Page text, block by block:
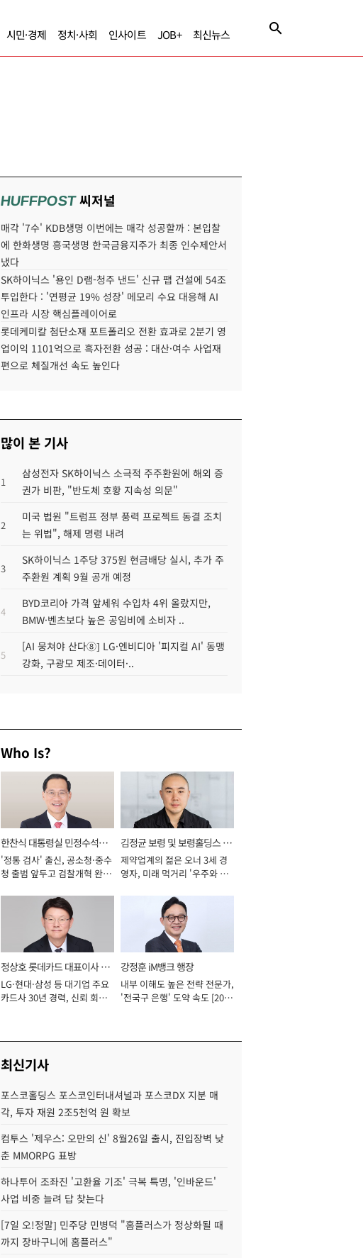
시민·경제 정치·사회 인사이트 JOB+ 최신뉴스
HUFFPOST씨저널
매각 '7수' KDB생명 이번에는 매각 성공할까 : 본입찰
에 한화생명 흥국생명 한국금융지주가 최종 인수제안서
냈다
SK하이닉스 '용인 D램-청주 낸드' 신규 팹 건설에 54조
투입한다 : '연평균 19% 성장' 메모리 수요 대응해 AI
인프라 시장 핵심플레이어로
롯데케미칼 첨단소재 포트폴리오 전환 효과로 2분기 영
업이익 1101억으로 흑자전환 성공 : 대산·여수 사업재
편으로 체질개선 속도 높인다
많이 본 기사
1
삼성전자 SK하이닉스 소극적 주주환원에 해외 증
권가 비판, "반도체 호황 지속성 의문"
2
미국 법원 "트럼프 정부 풍력 프로젝트 동결 조치
는 위법", 해제 명령 내려
3
SK하이닉스 1주당 375원 현금배당 실시, 추가 주
주환원 계획 9월 공개 예정
4
BYD코리아 가격 앞세워 수입차 4위 올랐지만,
BMW·벤츠보다 높은 공임비에 소비자 ..
5
[AI 뭉쳐야 산다⑧] LG·엔비디아 '피지컬 AI' 동맹
강화, 구광모 제조·데이터·..
Who Is?
한찬식 대통령실 민정수석비
서관
'정통 검사' 출신, 공소청·중수
청 출범 앞두고 검찰개혁 완수
김정균 보령 및 보령홀딩스 대
표이사 사장
제약업계의 젊은 오너 3세 경
영자, 미래 먹거리 '우주와 헬
정상호 롯데카드 대표이사 사
장
LG·현대·삼성 등 대기업 주요
카드사 30년 경력, 신뢰 회복
강정훈 iM뱅크 행장
내부 이해도 높은 전략 전문가,
'전국구 은행' 도약 속도 [2026
최신기사
포스코홀딩스 포스코인터내셔널과 포스코DX 지분 매
각, 투자 재원 2조5천억 원 확보
컴투스 '제우스: 오만의 신' 8월26일 출시, 진입장벽 낮
춘 MMORPG 표방
하나투어 조좌진 '고환율 기조' 극복 특명, '인바운드'
사업 비중 늘려 답 찾는다
[7일 오!정말] 민주당 민병덕 "홈플러스가 정상화될 때
까지 장바구니에 홈플러스"